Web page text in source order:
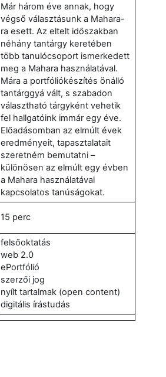
Már három éve annak, hogy
végső választásunk a Mahara-
ra esett. Az eltelt időszakban
néhány tantárgy keretében
több tanulócsoport ismerkedett
meg a Mahara használatával.
Mára a portfóliókészítés önálló
tantárggyá vált, s szabadon
választható tárgyként vehetik
fel hallgatóink immár egy éve.
Előadásomban az elmúlt évek
eredményeit, tapasztalatait
szeretném bemutatni –
különösen az elmúlt egy évben
a Mahara használatával
kapcsolatos tanúságokat.
15 perc
felsőoktatás
web 2.0
ePortfólió
szerzői jog
nyílt tartalmak (open content)
digitális írástudás